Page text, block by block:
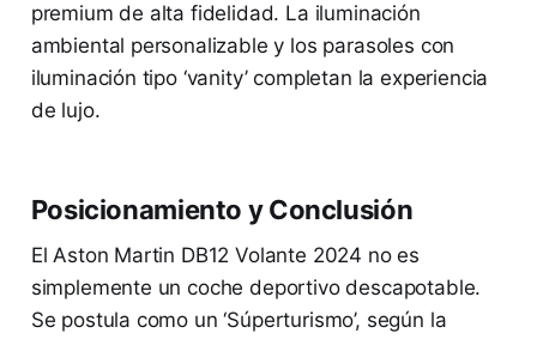
premium de alta fidelidad. La iluminación
ambiental personalizable y los parasoles con
iluminación tipo ‘vanity’ completan la experiencia
de lujo.
Posicionamiento y Conclusión
El Aston Martin DB12 Volante 2024 no es
simplemente un coche deportivo descapotable.
Se postula como un ‘Súperturismo’, según la